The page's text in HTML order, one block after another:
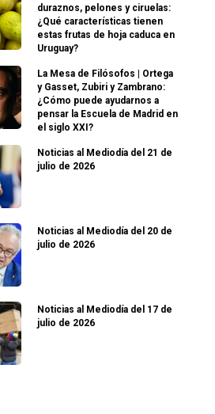
duraznos, pelones y ciruelas:
¿Qué características tienen
estas frutas de hoja caduca en
Uruguay?
La Mesa de Filósofos | Ortega
y Gasset, Zubiri y Zambrano:
¿Cómo puede ayudarnos a
pensar la Escuela de Madrid en
el siglo XXI?
Noticias al Mediodía del 21 de
julio de 2026
Noticias al Mediodía del 20 de
julio de 2026
Noticias al Mediodía del 17 de
julio de 2026